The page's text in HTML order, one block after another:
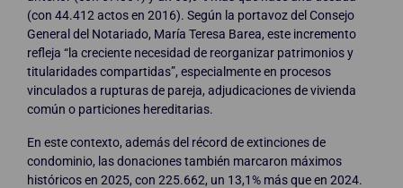
(con 44.412 actos en 2016). Según la portavoz del Consejo
General del Notariado, María Teresa Barea, este incremento
refleja “la creciente necesidad de reorganizar patrimonios y
titularidades compartidas”, especialmente en procesos
vinculados a rupturas de pareja, adjudicaciones de vivienda
común o particiones hereditarias.
En este contexto, además del récord de extinciones de
condominio, las donaciones también marcaron máximos
históricos en 2025, con 225.662, un 13,1% más que en 2024.